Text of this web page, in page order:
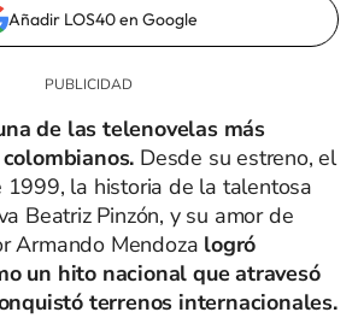
Añadir LOS40 en Google
de las telenovelas más
Desde su estreno, el
la historia de la talentosa
Beatriz Pinzón, y su amor de
Armando Mendoza logró
un hito nacional que atravesó
terrenos internacionales.